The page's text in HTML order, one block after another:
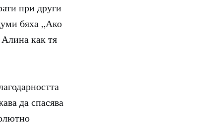
при други
бяха „Ако
как тя
да спасява